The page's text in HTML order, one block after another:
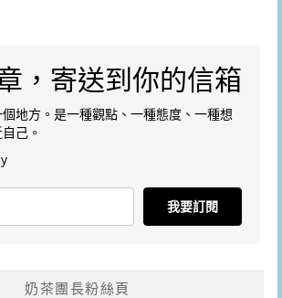
，寄送到你的信箱
地方。是一種觀點、一種態度、一種想
己。
我要訂閱
奶茶團長粉絲頁